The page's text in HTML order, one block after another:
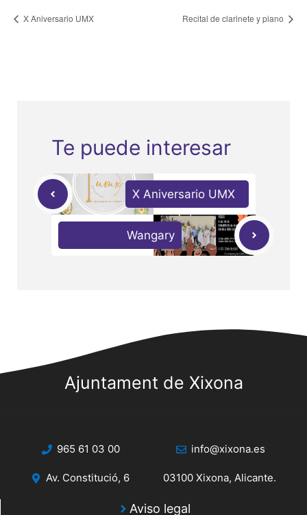
X Aniversario UMX Recital de clarinete y piano
Te puede interesar
X Aniversario UMX
Wangary
Ajuntament de Xixona
965 61 03 00 info@xixona.es
Av. Constitució, 6 03100 Xixona, Alicante.
Aviso legal